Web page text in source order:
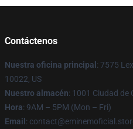
Contáctenos
Nuestra oficina principal : 7575
10022, US
Nuestro almacén: 1001 Ciudad de
Hora: 9AM – 5PM (Mon – Fri)
Email :